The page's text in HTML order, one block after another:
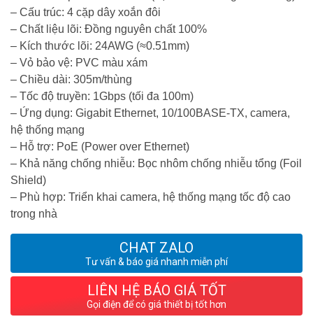
– Cấu trúc: 4 cặp dây xoắn đôi
– Chất liệu lõi: Đồng nguyên chất 100%
– Kích thước lõi: 24AWG (≈0.51mm)
– Vỏ bảo vệ: PVC màu xám
– Chiều dài: 305m/thùng
– Tốc độ truyền: 1Gbps (tối đa 100m)
– Ứng dụng: Gigabit Ethernet, 10/100BASE-TX, camera,
hệ thống mạng
– Hỗ trợ: PoE (Power over Ethernet)
– Khả năng chống nhiễu: Bọc nhôm chống nhiễu tổng (Foil
Shield)
– Phù hợp: Triển khai camera, hệ thống mạng tốc độ cao
trong nhà
CHAT ZALO
Tư vấn & báo giá nhanh miễn phí
LIÊN HỆ BÁO GIÁ TỐT
Gọi điện để có giá thiết bị tốt hơn